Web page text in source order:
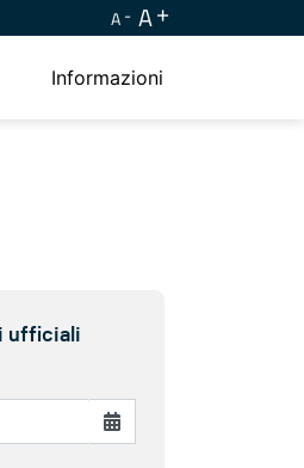
A A
Informazioni
ufficiali